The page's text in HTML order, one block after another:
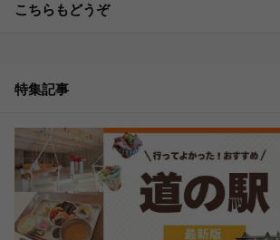
こちらもどうぞ
特集記事